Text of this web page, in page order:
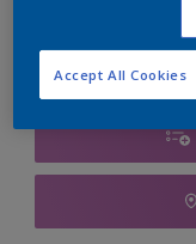
Accept All Cookies